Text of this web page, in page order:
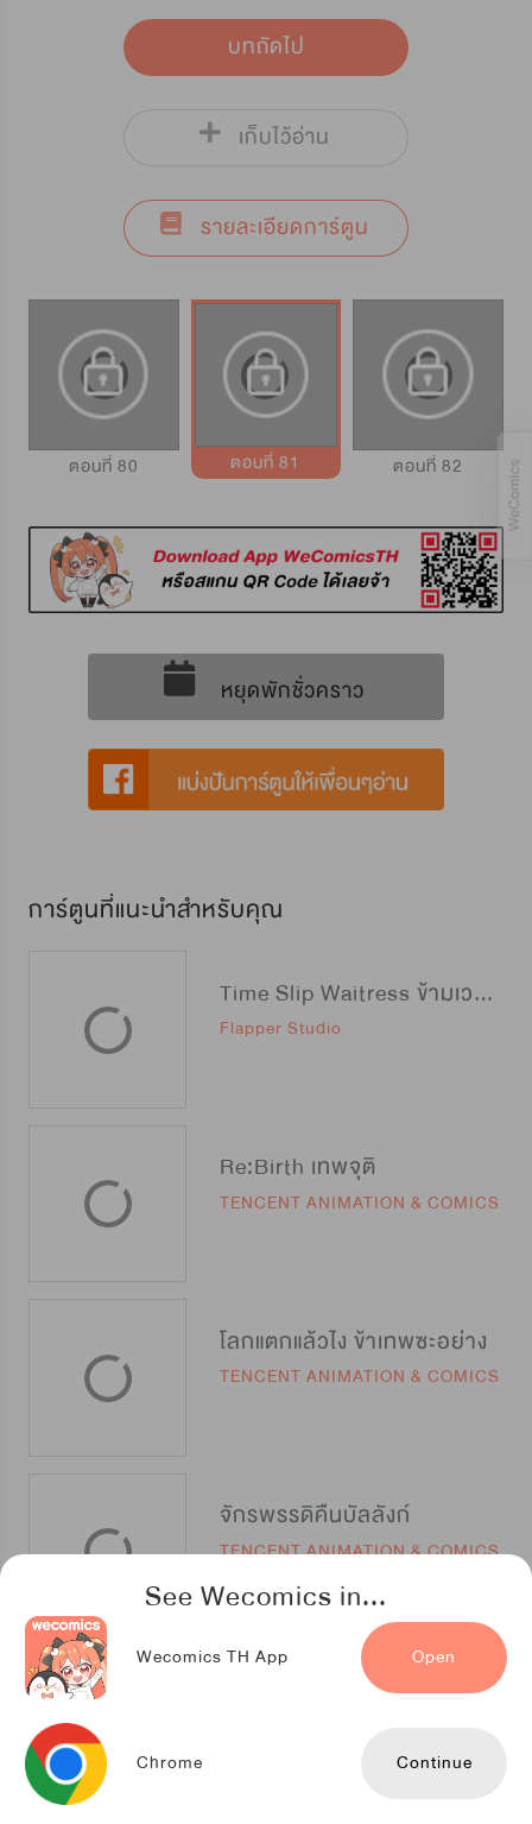
See Wecomics in...
Wecomics TH App Open
Chrome Continue
บทถัดไป
เก็บไว้อ่าน
รายละเอียดการ์ตูน
ตอนที่ 80 ตอนที่ 81 ตอนที่ 82
หยุดพักชั่วคราว
การ์ตูนที่แนะนำสำหรับคุณ
Time Slip Waitress ข้ามเวลามาเป็นสุดยอดสาวเสิร์ฟ
Flapper Studio
Re:Birth เทพจุติ
TENCENT ANIMATION & COMICS
โลกแตกแล้วไง ข้าเทพซะอย่าง
TENCENT ANIMATION & COMICS
จักรพรรดิคืนบัลลังก์
TENCENT ANIMATION & COMICS
รวยแล้วชาตินี้ พี่ไม่ขอเกิดใหม่